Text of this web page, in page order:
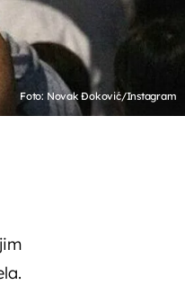
Foto: Novak Đoković/Instagram